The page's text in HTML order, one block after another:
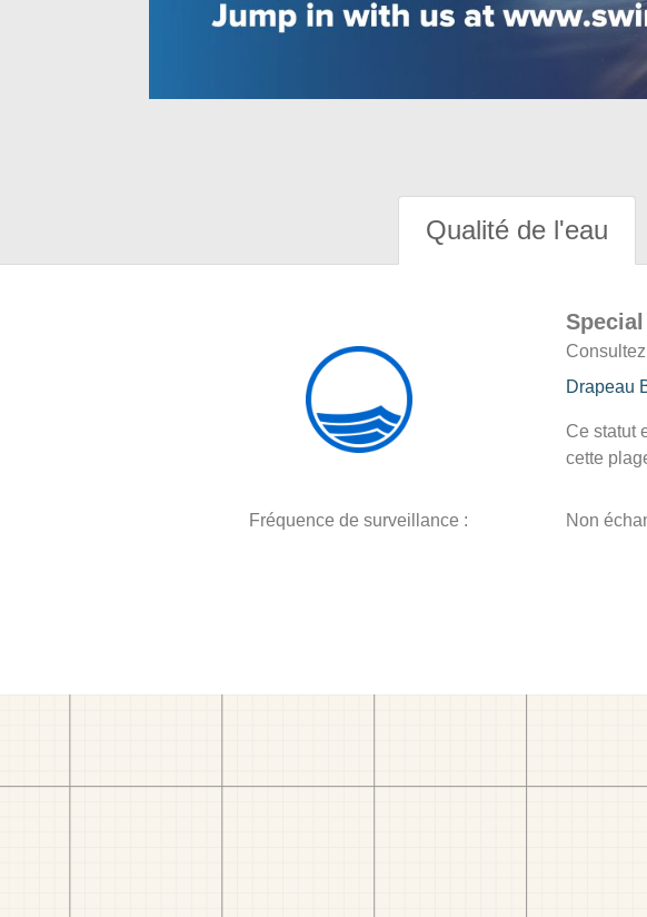
Qualité de l'eau
Drapeau
Ce statut
cette
Fréquence de surveillance : Non